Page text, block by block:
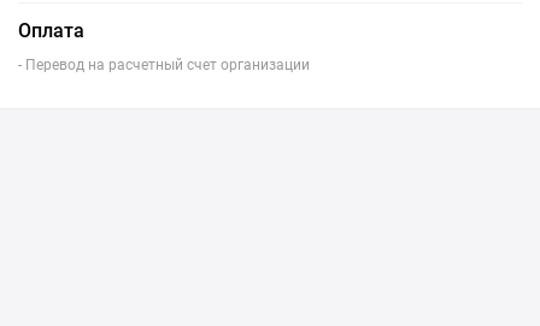
Оплата
- Перевод на расчетный счет организации